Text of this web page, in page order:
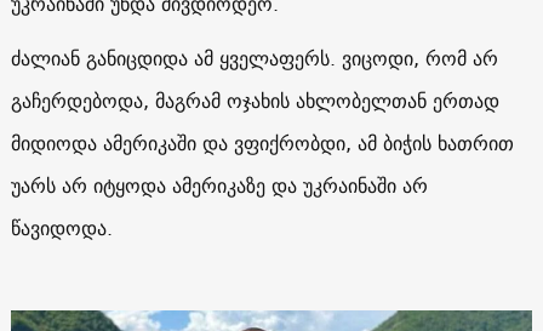
ძალიან განიცდიდა ამ ყველაფერს. ვიცოდი, რომ არ
გაჩერდებოდა, მაგრამ ოჯახის ახლობელთან ერთად
მიდიოდა ამერიკაში და ვფიქრობდი, ამ ბიჭის ხათრით
უარს არ იტყოდა ამერიკაზე და უკრაინაში არ
წავიდოდა.